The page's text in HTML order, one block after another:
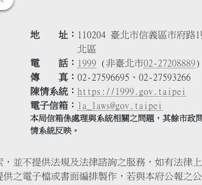
地 址
110204 臺北市信義區市府路
北區
電 話
1999 (非臺北市02-27208889)
傳 真
02-27596695、02-27593266
陳情系統
https://1999.gov.taipei
電子信箱
la_laws@gov.taipei
本局信箱係處理與系統相關之問題，其餘市政
情系統反映。
並不提供法規及法律諮詢之服務，如有法律
之電子檔或書面編排製作，若與本府公報之